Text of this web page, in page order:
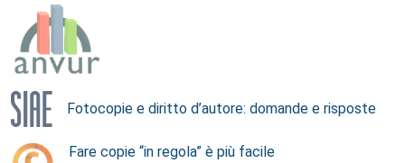
Fotocopie e diritto d’autore: domande e risposte
Fare copie “in regola” è più facile